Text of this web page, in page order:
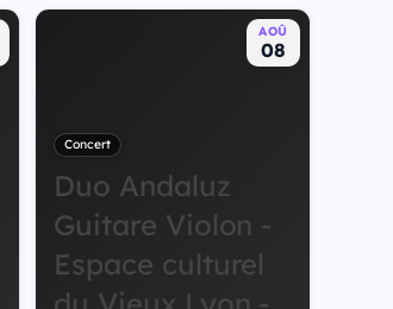
AOÛ
08
Concert
Duo Andaluz
Guitare Violon -
Espace culturel